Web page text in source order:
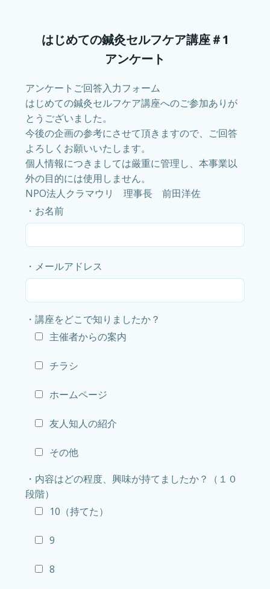
content
はじめての鍼灸セルフケア講座＃1
アンケート
アンケートご回答入力フォーム
はじめての鍼灸セルフケア講座へのご参加ありが
とうございました。
今後の企画の参考にさせて頂きますので、ご回答
よろしくお願いいたします。
個人情報につきましては厳重に管理し、本事業以
外の目的には使用しません。
NPO法人クラマウリ 理事長 前田洋佐
・お名前
・メールアドレス
・講座をどこで知りましたか？
主催者からの案内
チラシ
ホームページ
友人知人の紹介
その他
・内容はどの程度、興味が持てましたか？（１０
段階）
10（持てた）
9
8